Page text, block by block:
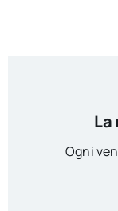
La
Ogni